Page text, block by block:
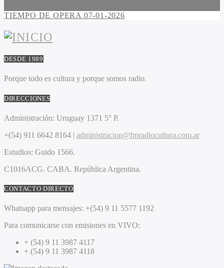
TIEMPO DE OPERA 07-01-2026
DESDE 1989
Porque todo es cultura y porque somos radio.
DIRECCIONES
Administración: Uruguay 1371 5° P.
+(54) 911 6642 8164 | administracion@fmradiocultura.com.ar
Estudios: Guido 1566.
C1016ACG. CABA. República Argentina.
CONTACTO DIRECTO
Whatsapp para mensajes: +(54) 9 11 5577 1192
Para comunicarse con emisiones en VIVO:
+ (54) 9 11 3987 4117
+ (54) 9 11 3987 4118